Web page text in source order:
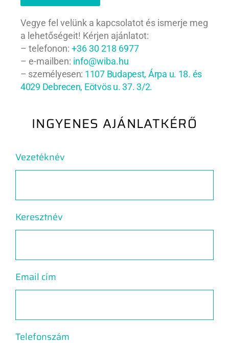
Vegye fel velünk a kapcsolatot és ismerje meg
a lehetőségeit! Kérjen ajánlatot:
– telefonon: +36 30 218 6977
– e-mailben: info@wiba.hu
– személyesen: 1107 Budapest, Árpa u. 18. és
4029 Debrecen, Eötvös u. 37. 3/2.
INGYENES AJÁNLATKÉRŐ
Vezetéknév
Keresztnév
Email cím
Telefonszám